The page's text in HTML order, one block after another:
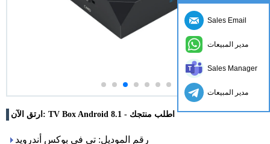
ارتق الآن: TV Box Android 8.1 - اطلب منتجك
رقم الموديل: تي في بوكس ​​أندرويد
Sales Email
مدير المبيعات
Sales Manager
مدير المبيعات